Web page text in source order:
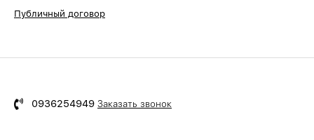
Публичный договор
0936254949 Заказать звонок